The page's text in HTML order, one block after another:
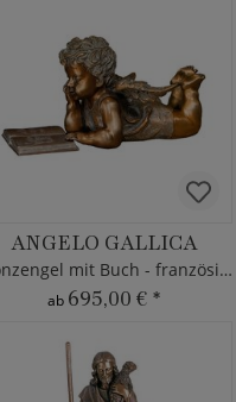
ANGELO GALLICA
Bronzengel mit Buch - französisch
ab 695,00 € *